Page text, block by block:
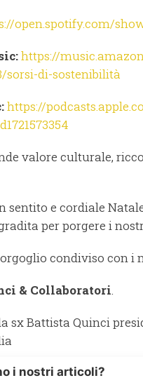
open.spotify.com/
https://
sorsi-di-sostenibilità
https://
valore culturale,
sentito e cordiale
per porgere i
condiviso con i
& Collaboratori.
sx Battista Quinci
i nostri articoli?